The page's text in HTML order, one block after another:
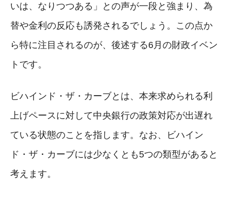
いは、なりつつある」との声が一段と強まり、為
替や金利の反応も誘発されるでしょう。この点か
ら特に注目されるのが、後述する6月の財政イベン
トです。
ビハインド・ザ・カーブとは、本来求められる利
上げペースに対して中央銀行の政策対応が出遅れ
ている状態のことを指します。なお、ビハイン
ド・ザ・カーブには少なくとも5つの類型があると
考えます。